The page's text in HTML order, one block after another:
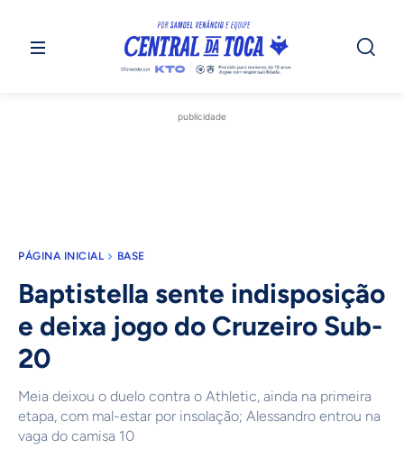
publicidade
PÁGINA INICIAL BASE
Baptistella sente indisposição
e deixa jogo do Cruzeiro Sub-
20
Meia deixou o duelo contra o Athletic, ainda na primeira
etapa, com mal-estar por insolação; Alessandro entrou na
vaga do camisa 10